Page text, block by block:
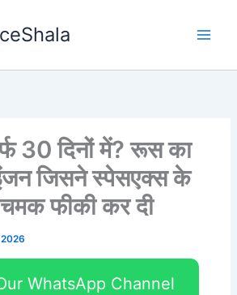
30 दिनों में? रूस का
इंजन जिसने स्पेसएक्स के
चमक फीकी कर दी
WhatsApp Channel